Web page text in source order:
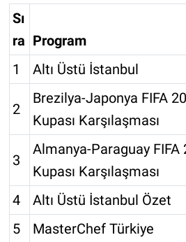
Sı
ra Program
1
Altı Üstü İstanbul
2
Brezilya-Japonya FIFA
Kupası Karşılaşması
3
Almanya-Paraguay FIFA
Kupası Karşılaşması
4
Altı Üstü İstanbul Özet
5
MasterChef Türkiye